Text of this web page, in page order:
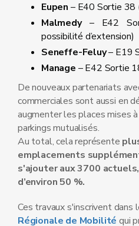
Eupen – E40 Sortie 38
Malmedy – E42
possibilité d’extension)
Seneffe-Feluy– E19
Manage – E42 Sortie
De nouveaux partenariats
commerciales sont aussi en
augmenter les places mises
parkings mutualisés.
Au total, cela représente
emplacements
s'ajouter aux 3700
d’environ 50 %.
Ces travaux s'inscrivent dans
Régionale de Mobilité qui